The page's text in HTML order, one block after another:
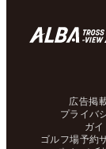
広告掲
プライバ
ガ
ゴルフ場予約